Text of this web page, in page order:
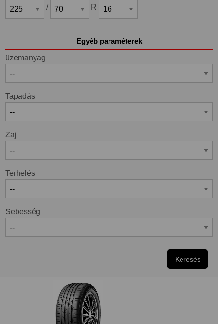
/
R
Egyéb paraméterek
üzemanyag
Tapadás
Zaj
Terhelés
Sebesség
Keresés